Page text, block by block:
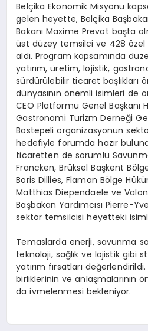
Belçika Ekonomik Misyonu
gelen heyette, Belçika
Bakanı Maxime Prevot başta
üst düzey temsilci ve 428
aldı. Program kapsamında
yatırım, üretim, lojistik,
sürdürülebilir ticaret başlıkları
dünyasının önemli isimleri de
CEO Platformu Genel Başkanı
Gastronomi Turizm Derneği
Bostepeli organizasyonun
hedefiyle forumda hazır
ticaretten de sorumlu
Francken, Brüksel Başkent
Boris Dillies, Flaman Bölge
Matthias Diependaele ve
Başbakan Yardımcısı Pierre-
sektör temsilcisi heyetteki
Temaslarda enerji, savunma
teknoloji, sağlık ve lojistik gibi
yatırım fırsatları
birliklerinin ve anlaşmalarının
da ivmelenmesi bekleniyor.